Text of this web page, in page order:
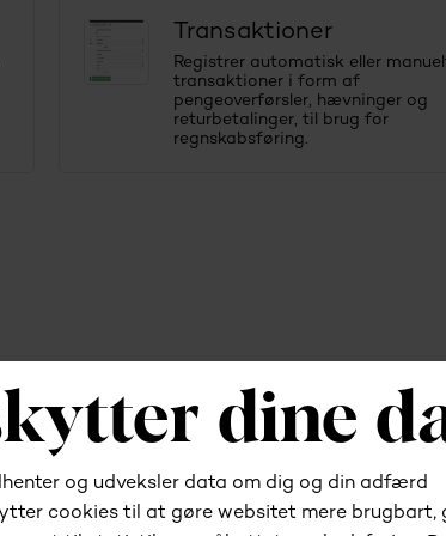
Transaktioner
Registrer automatisk eller
transaktioner i form af
pengeoverførsler, hævninger og
returbetalinger, til brug for
regnskabsføring.